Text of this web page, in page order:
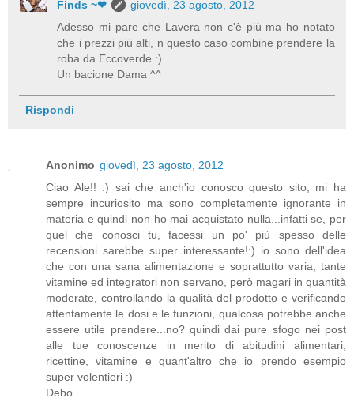
Finds ~❤
giovedì, 23 agosto, 2012
Adesso mi pare che Lavera non c'è più ma ho notato
che i prezzi più alti, n questo caso combine prendere la
roba da Eccoverde :)
Un bacione Dama ^^
Rispondi
Anonimo giovedì, 23 agosto, 2012
Ciao Ale!! :) sai che anch'io conosco questo sito, mi ha
sempre incuriosito ma sono completamente ignorante in
materia e quindi non ho mai acquistato nulla...infatti se, per
quel che conosci tu, facessi un po' più spesso delle
recensioni sarebbe super interessante!:) io sono dell'idea
che con una sana alimentazione e soprattutto varia, tante
vitamine ed integratori non servano, però magari in quantità
moderate, controllando la qualità del prodotto e verificando
attentamente le dosi e le funzioni, qualcosa potrebbe anche
essere utile prendere...no? quindi dai pure sfogo nei post
alle tue conoscenze in merito di abitudini alimentari,
ricettine, vitamine e quant'altro che io prendo esempio
super volentieri :)
Debo